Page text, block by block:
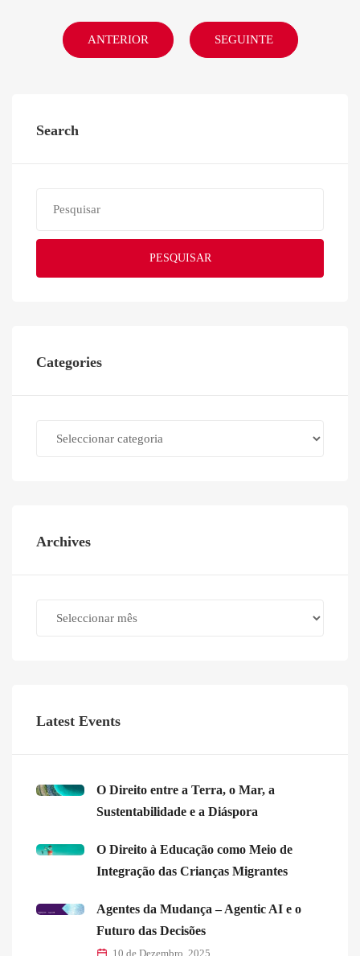
ANTERIOR SEGUINTE
Search
PESQUISAR
Categories
Archives
Latest Events
O Direito entre a Terra, o Mar, a
Sustentabilidade e a Diáspora
O Direito à Educação como Meio de
Integração das Crianças Migrantes
Agentes da Mudança – Agentic AI e o
Futuro das Decisões
10 de Dezembro, 2025